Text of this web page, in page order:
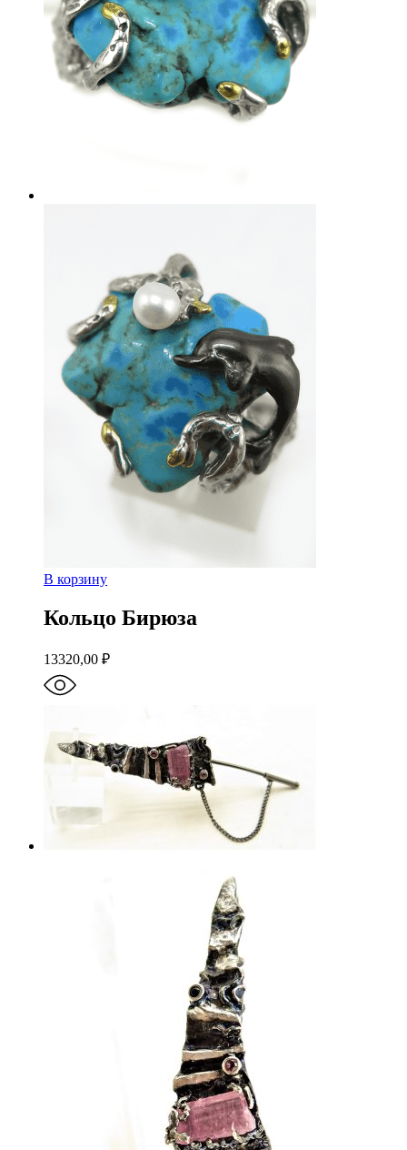
В корзину
Кольцо Бирюза
13320,00 ₽